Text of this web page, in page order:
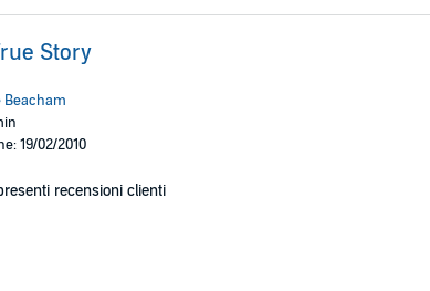
Story
Beacham
19/02/2010
recensioni clienti